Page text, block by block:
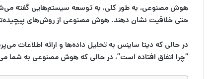
هوش مصنوعی، به طور کلی، به توسعه سیستم‌هایی گفته می‌شود
حتی خلاقیت نشان دهند. هوش مصنوعی از روش‌های پیچیده‌تری
در حالی که دیتا ساینس به تحلیل داده‌ها و ارائه اطلاعات
“چرا اتفاق افتاده است”، در حالی که هوش مصنوعی به شما